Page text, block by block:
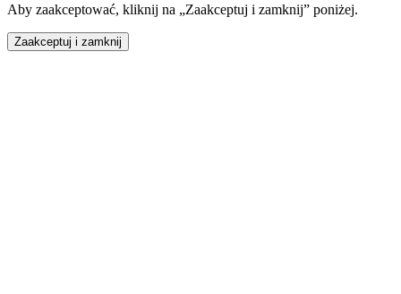
Aby zaakceptować, kliknij na „Zaakceptuj i zamknij” poniżej.
Zaakceptuj i zamknij